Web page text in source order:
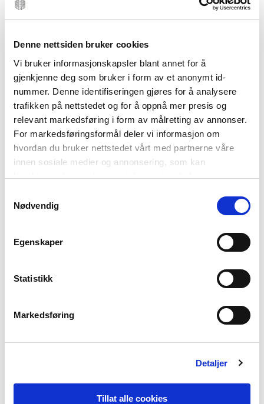
Denne nettsiden bruker cookies
Vi bruker informasjonskapsler blant annet for å
gjenkjenne deg som bruker i form av et anonymt id-
nummer. Denne identifiseringen gjøres for å analysere
trafikken på nettstedet og for å oppnå mer presis og
relevant markedsføring i form av målretting av annonser.
For markedsføringsformål deler vi informasjon om
hvordan du bruker nettstedet vårt med partnerne våre
innen sosiale medier og annonsering, som kan
kombinere den med annen informasjon du har gjort
din bruk av tjenestene deres. Les mer om hvilke
opplysninger vi samler og hva vi ber om samtykke til i
Nødvendig
Egenskaper
Statistikk
Markedsføring
Detaljer
Tillat alle cookies
UTSOLGT
Lakrids
Lakrids By Bülow
lakris 115g lime crackle
135,-
UTSOLGT
Lakrids
Lakrids By Bülow
lakris 115g peaches
135,-
UTSOLGT
Lakrids By Bülow
Lakrids
Lakrids By Bülow
lakris 270g a original
205,-